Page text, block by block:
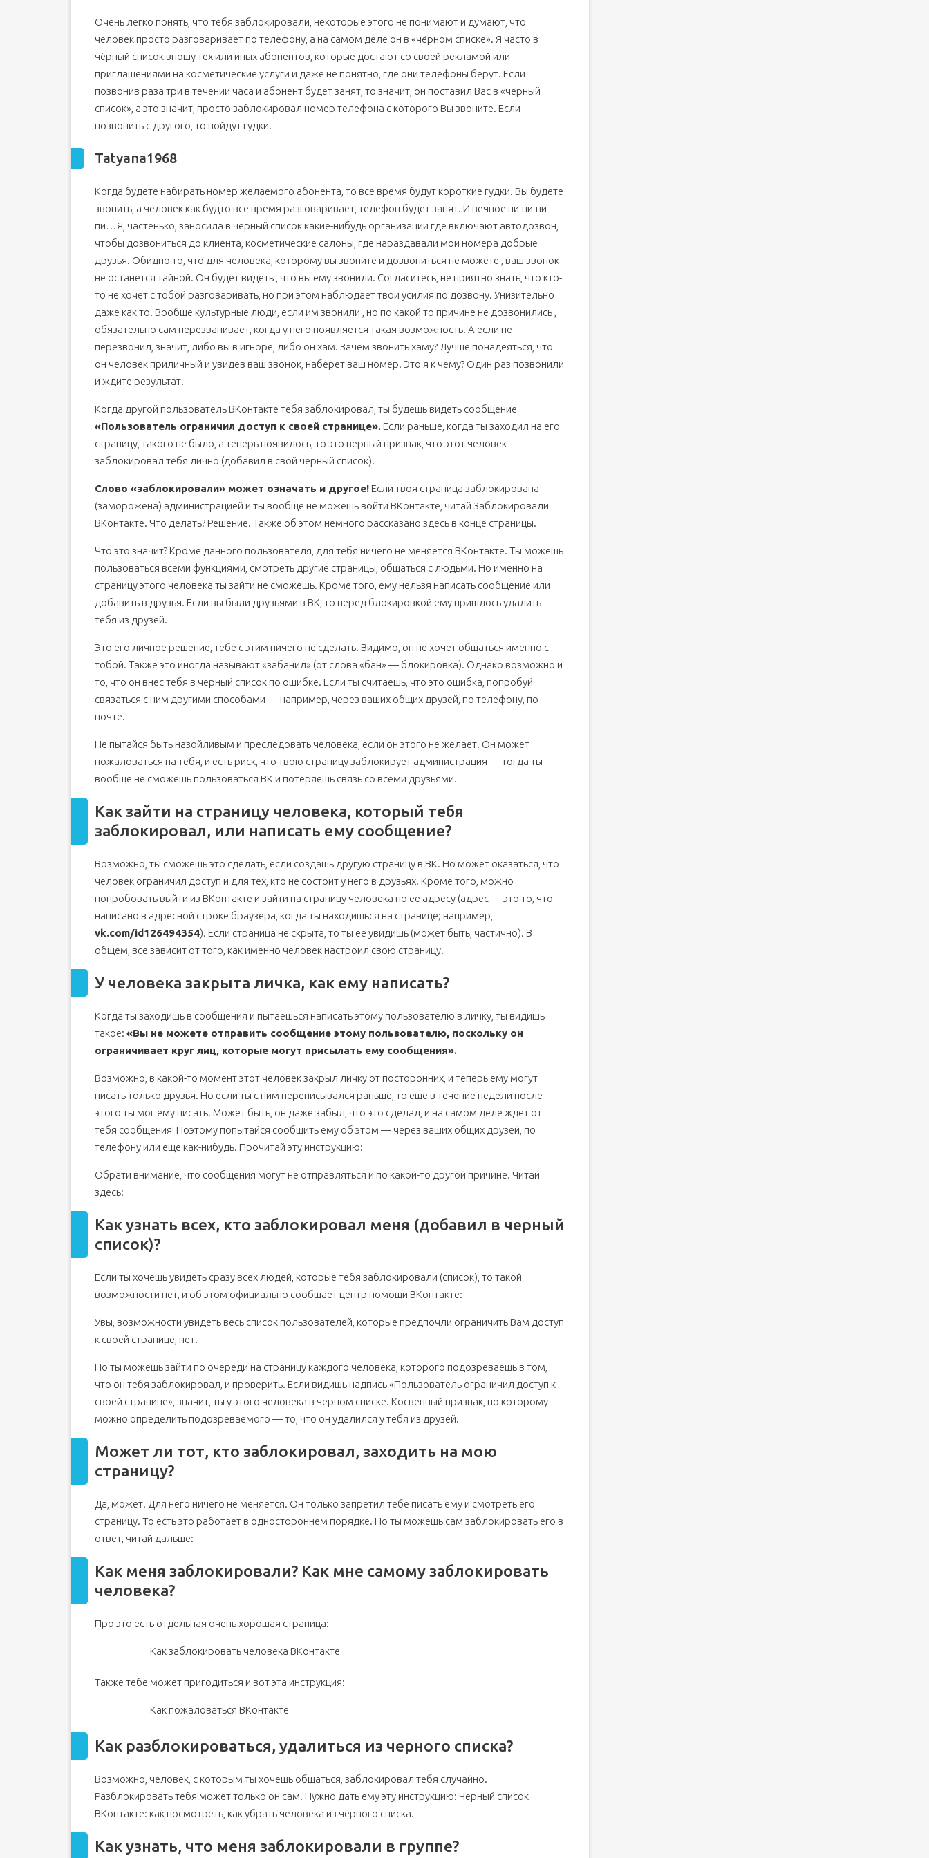
Нет изменений в профиле
Доступен ли звонок через приложение?
Время разобраться раз и навсегда
Описание услуги Теле2 «Черный список»
Как подключить услугу «Черный список» на Теле2?
Как убрать номер из «Черного списка»?
Проверка номеров в «Черном списке»
Как посмотреть, кто звонил из «Черного списка»?
Как отключить «Черный список» на Теле2?
Очень легко понять, что тебя заблокировали, некоторые этого не понимают и думают, что
человек просто разговаривает по телефону, а на самом деле он в «чёрном списке». Я часто в
чёрный список вношу тех или иных абонентов, которые достают со своей рекламой или
приглашениями на косметические услуги и даже не понятно, где они телефоны берут. Если
позвонив раза три в течении часа и абонент будет занят, то значит, он поставил Вас в «чёрный
список», а это значит, просто заблокировал номер телефона с которого Вы звоните. Если
позвонить с другого, то пойдут гудки.
Tatyana1968
Когда будете набирать номер желаемого абонента, то все время будут короткие гудки. Вы будете
звонить, а человек как будто все время разговаривает, телефон будет занят. И вечное пи-пи-пи-
пи…Я, частенько, заносила в черный список какие-нибудь организации где включают автодозвон,
чтобы дозвониться до клиента, косметические салоны, где нараздавали мои номера добрые
друзья. Обидно то, что для человека, которому вы звоните и дозвониться не можете , ваш звонок
не останется тайной. Он будет видеть , что вы ему звонили. Согласитесь, не приятно знать, что кто-
то не хочет с тобой разговаривать, но при этом наблюдает твои усилия по дозвону. Унизительно
даже как то. Вообще культурные люди, если им звонили , но по какой то причине не дозвонились ,
обязательно сам перезванивает, когда у него появляется такая возможность. А если не
перезвонил, значит, либо вы в игноре, либо он хам. Зачем звонить хаму? Лучше понадеяться, что
он человек приличный и увидев ваш звонок, наберет ваш номер. Это я к чему? Один раз позвонили
и ждите результат.
Когда другой пользователь ВКонтакте тебя заблокировал, ты будешь видеть сообщение
«Пользователь ограничил доступ к своей странице». Если раньше, когда ты заходил на его
страницу, такого не было, а теперь появилось, то это верный признак, что этот человек
заблокировал тебя лично (добавил в свой черный список).
Слово «заблокировали» может означать и другое! Если твоя страница заблокирована
(заморожена) администрацией и ты вообще не можешь войти ВКонтакте, читай Заблокировали
ВКонтакте. Что делать? Решение. Также об этом немного рассказано здесь в конце страницы.
Что это значит? Кроме данного пользователя, для тебя ничего не меняется ВКонтакте. Ты можешь
пользоваться всеми функциями, смотреть другие страницы, общаться с людьми. Но именно на
страницу этого человека ты зайти не сможешь. Кроме того, ему нельзя написать сообщение или
добавить в друзья. Если вы были друзьями в ВК, то перед блокировкой ему пришлось удалить
тебя из друзей.
Это его личное решение, тебе с этим ничего не сделать. Видимо, он не хочет общаться именно с
тобой. Также это иногда называют «забанил» (от слова «бан» — блокировка). Однако возможно и
то, что он внес тебя в черный список по ошибке. Если ты считаешь, что это ошибка, попробуй
связаться с ним другими способами — например, через ваших общих друзей, по телефону, по
почте.
Не пытайся быть назойливым и преследовать человека, если он этого не желает. Он может
пожаловаться на тебя, и есть риск, что твою страницу заблокирует администрация — тогда ты
вообще не сможешь пользоваться ВК и потеряешь связь со всеми друзьями.
Как зайти на страницу человека, который тебя
заблокировал, или написать ему сообщение?
Возможно, ты сможешь это сделать, если создашь другую страницу в ВК. Но может оказаться, что
человек ограничил доступ и для тех, кто не состоит у него в друзьях. Кроме того, можно
попробовать выйти из ВКонтакте и зайти на страницу человека по ее адресу (адрес — это то, что
написано в адресной строке браузера, когда ты находишься на странице; например,
vk.com/id126494354). Если страница не скрыта, то ты ее увидишь (может быть, частично). В
общем, все зависит от того, как именно человек настроил свою страницу.
У человека закрыта личка, как ему написать?
Когда ты заходишь в сообщения и пытаешься написать этому пользователю в личку, ты видишь
такое: «Вы не можете отправить сообщение этому пользователю, поскольку он
ограничивает круг лиц, которые могут присылать ему сообщения».
Возможно, в какой-то момент этот человек закрыл личку от посторонних, и теперь ему могут
писать только друзья. Но если ты с ним переписывался раньше, то еще в течение недели после
этого ты мог ему писать. Может быть, он даже забыл, что это сделал, и на самом деле ждет от
тебя сообщения! Поэтому попытайся сообщить ему об этом — через ваших общих друзей, по
телефону или еще как-нибудь. Прочитай эту инструкцию:
Обрати внимание, что сообщения могут не отправляться и по какой-то другой причине. Читай
здесь:
Как узнать всех, кто заблокировал меня (добавил в черный
список)?
Если ты хочешь увидеть сразу всех людей, которые тебя заблокировали (список), то такой
возможности нет, и об этом официально сообщает центр помощи ВКонтакте:
Увы, возможности увидеть весь список пользователей, которые предпочли ограничить Вам доступ
к своей странице, нет.
Но ты можешь зайти по очереди на страницу каждого человека, которого подозреваешь в том,
что он тебя заблокировал, и проверить. Если видишь надпись «Пользователь ограничил доступ к
своей странице», значит, ты у этого человека в черном списке. Косвенный признак, по которому
можно определить подозреваемого — то, что он удалился у тебя из друзей.
Может ли тот, кто заблокировал, заходить на мою
страницу?
Да, может. Для него ничего не меняется. Он только запретил тебе писать ему и смотреть его
страницу. То есть это работает в одностороннем порядке. Но ты можешь сам заблокировать его в
ответ, читай дальше:
Как меня заблокировали? Как мне самому заблокировать
человека?
Про это есть отдельная очень хорошая страница:
Как заблокировать человека ВКонтакте
Также тебе может пригодиться и вот эта инструкция:
Как пожаловаться ВКонтакте
Как разблокироваться, удалиться из черного списка?
Возможно, человек, с которым ты хочешь общаться, заблокировал тебя случайно.
Разблокировать тебя может только он сам. Нужно дать ему эту инструкцию: Черный список
ВКонтакте: как посмотреть, как убрать человека из черного списка.
Как узнать, что меня заблокировали в группе?